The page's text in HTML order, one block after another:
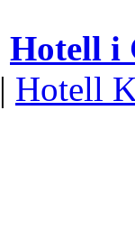
Hotell i
| Hotell